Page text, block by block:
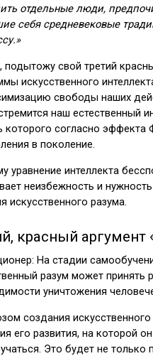
отдельные люди,
себя средневековые
подытожу свой третий
искусственного
свободы наших
наш естественный
которого согласно эффекта
в поколение.
уравнение интеллекта
неизбежность и
искусственного разума.
красный аргумент
На стадии
разум может принять
уничтожения
создания
его развития, на которой
Это будет не только